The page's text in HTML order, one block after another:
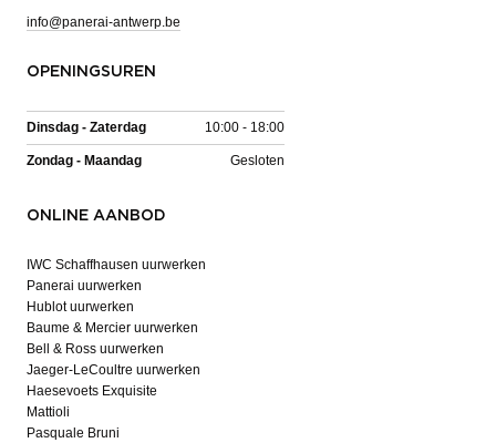
info@panerai-antwerp.be
OPENINGSUREN
Dinsdag - Zaterdag 10:00 - 18:00
Zondag - Maandag Gesloten
ONLINE AANBOD
IWC Schaffhausen uurwerken
Panerai uurwerken
Hublot uurwerken
Baume & Mercier uurwerken
Bell & Ross uurwerken
Jaeger-LeCoultre uurwerken
Haesevoets Exquisite
Mattioli
Pasquale Bruni